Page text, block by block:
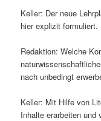
Keller: Der neue
hier explizit
Redaktion: Welche
nach unbedingt
Keller: Mit Hilfe von
Inhalte erarbeiten und